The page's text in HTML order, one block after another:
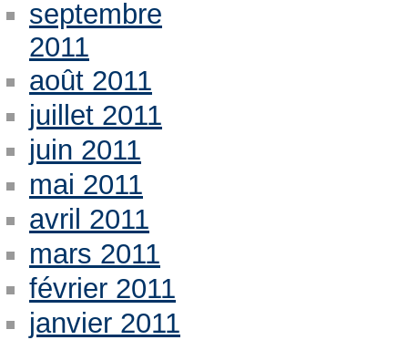
septembre
2011
août 2011
juillet 2011
juin 2011
mai 2011
avril 2011
mars 2011
février 2011
janvier 2011